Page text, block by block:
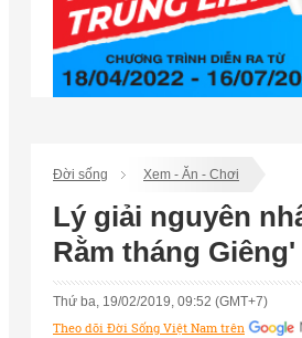
Đời sống Xem - Ăn - Chơi
Lý giải nguyên
Rằm tháng Giêng'
Thứ ba, 19/02/2019, 09:52 (GMT+7)
Theo dõi Đời Sống Việt Nam trên